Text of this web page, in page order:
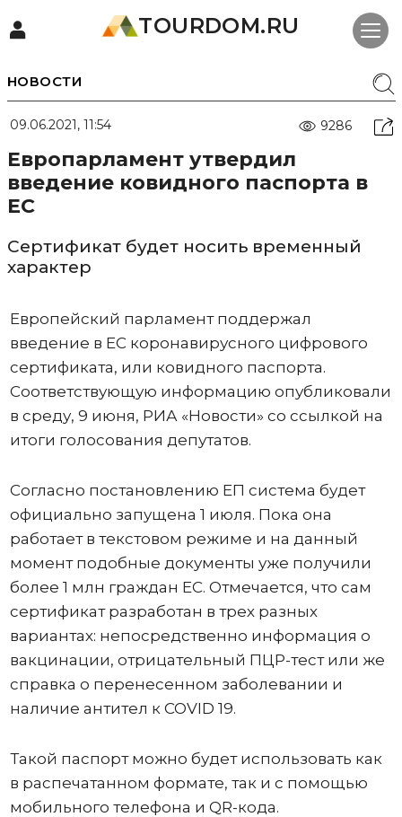
TOURDOM.RU
НОВОСТИ
09.06.2021, 11:54 9286
Европарламент утвердил
введение ковидного паспорта в
ЕС
Сертификат будет носить временный
характер
Европейский парламент поддержал
введение в ЕС коронавирусного цифрового
сертификата, или ковидного паспорта.
Соответствующую информацию опубликовали
в среду, 9 июня, РИА «Новости» со ссылкой на
итоги голосования депутатов.
Согласно постановлению ЕП система будет
официально запущена 1 июля. Пока она
работает в текстовом режиме и на данный
момент подобные документы уже получили
более 1 млн граждан ЕС. Отмечается, что сам
сертификат разработан в трех разных
вариантах: непосредственно информация о
вакцинации, отрицательный ПЦР-тест или же
справка о перенесенном заболевании и
наличие антител к COVID 19.
Такой паспорт можно будет использовать как
в распечатанном формате, так и с помощью
мобильного телефона и QR-кода.